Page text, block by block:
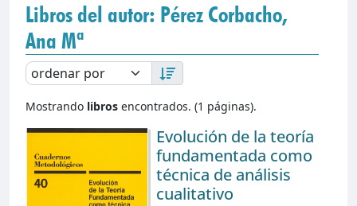
Libros del autor: Pérez Corbacho,
Ana Mª
Mostrando libros encontrados. (1 páginas).
Evolución de la teoría
fundamentada como
técnica de análisis
cualitativo